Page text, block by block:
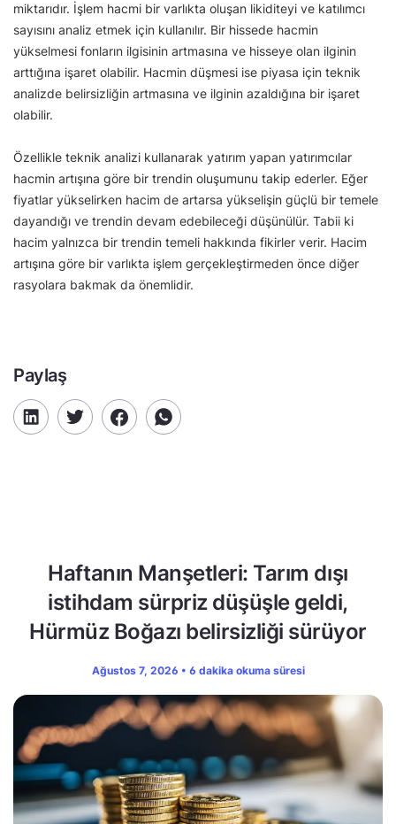
miktarıdır. İşlem hacmi bir varlıkta oluşan likiditeyi ve katılımcı
sayısını analiz etmek için kullanılır. Bir hissede hacmin
yükselmesi fonların ilgisinin artmasına ve hisseye olan ilginin
arttığına işaret olabilir. Hacmin düşmesi ise piyasa için teknik
analizde belirsizliğin artmasına ve ilginin azaldığına bir işaret
olabilir.
Özellikle teknik analizi kullanarak yatırım yapan yatırımcılar
hacmin artışına göre bir trendin oluşumunu takip ederler. Eğer
fiyatlar yükselirken hacim de artarsa yükselişin güçlü bir temele
dayandığı ve trendin devam edebileceği düşünülür. Tabii ki
hacim yalnızca bir trendin temeli hakkında fikirler verir. Hacim
artışına göre bir varlıkta işlem gerçekleştirmeden önce diğer
rasyolara bakmak da önemlidir.
Paylaş
Haftanın Manşetleri: Tarım dışı
istihdam sürpriz düşüşle geldi,
Hürmüz Boğazı belirsizliği sürüyor
Ağustos 7, 2026 • 6 dakika okuma süresi